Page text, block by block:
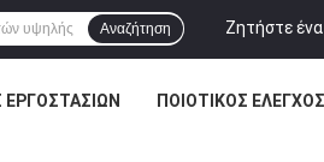
Ζητήστε
Αναζήτηση
ΕΡΓΟΣΤΑΣΊΩΝ ΠΟΙΟΤΙΚΌΣ ΈΛΕΓΧΟΣ